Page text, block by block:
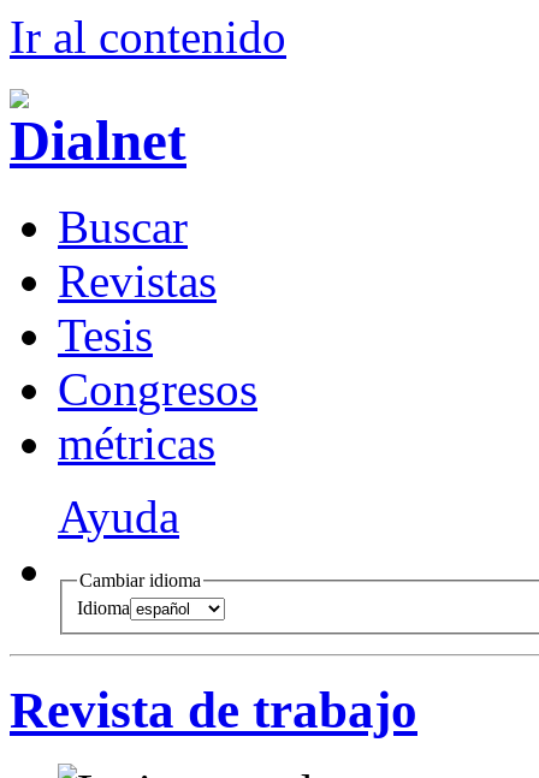
Ir al contenido
Buscar
Revistas
Tesis
Congresos
métricas
Ayuda
Cambiar idioma
Idioma
Revista de trabajo